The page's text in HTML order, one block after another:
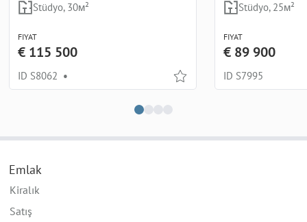
Stüdyo, 30м²
FIYAT
€ 115 500
ID S8062 •
Stüdyo, 25м²
FIYAT
€ 89 900
ID S7995
Emlak
Kiralık
Satış